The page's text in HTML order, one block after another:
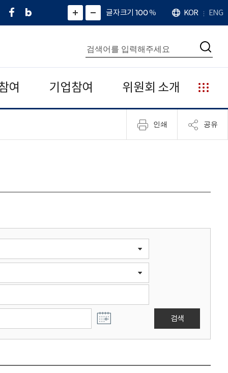
페
네
그
)
화
면
면
소
확
대
치
글자크기 100%
언
어
KOR ENG
통
합
검
색
검
여 기업참여 위원회 소개
누
리
집
안
인쇄 공유
검색